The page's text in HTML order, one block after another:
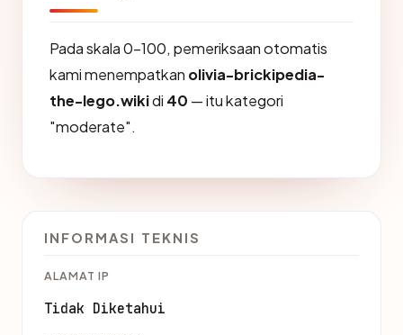
Pada skala 0-100, pemeriksaan otomatis
kami menempatkan olivia-brickipedia-
the-lego.wikidi 40 — itu kategori
"moderate".
INFORMASI TEKNIS
ALAMAT IP
Tidak Diketahui